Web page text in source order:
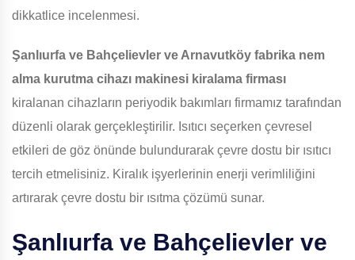
dikkatlice incelenmesi.
Şanlıurfa ve Bahçelievler ve Arnavutköy fabrika nem
alma kurutma cihazı makinesi kiralama firması
kiralanan cihazların periyodik bakımları firmamız tarafından
düzenli olarak gerçekleştirilir. Isıtıcı seçerken çevresel
etkileri de göz önünde bulundurarak çevre dostu bir ısıtıcı
tercih etmelisiniz. Kiralık işyerlerinin enerji verimliliğini
artırarak çevre dostu bir ısıtma çözümü sunar.
Şanlıurfa ve Bahçelievler ve